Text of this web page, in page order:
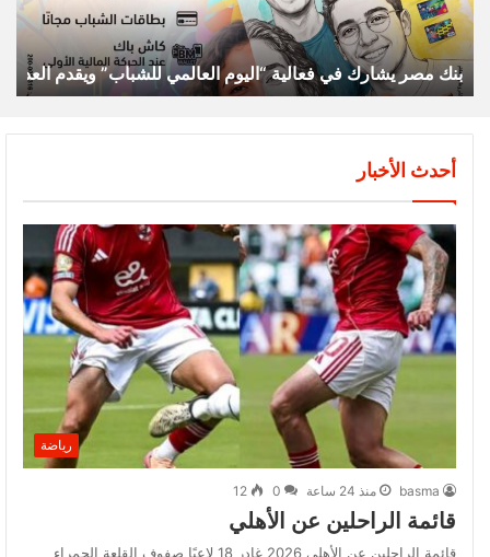
بنك مصر يشارك في فعالية “اليوم العالمي للشباب” ويقدم
أحدث الأخبار
رياضة
basma منذ 24 ساعة 0
12
قائمة الراحلين عن الأهلي
قائمة الراحلين عن الأهلي 2026 غادر 18 لاعبًا صفوف القلعة الحمراء